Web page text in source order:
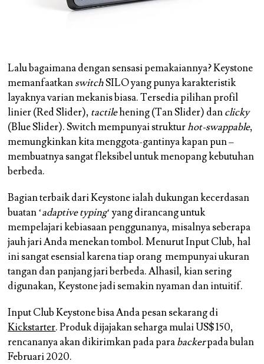
Lalu bagaimana dengan sensasi pemakaiannya? Keystone
memanfaatkanswitchSILO yang punya karakteristik
layaknya varian mekanis biasa. Tersedia pilihan profil
linier (Red Slider), tactilehening (Tan Slider) danclicky
(Blue Slider). Switch mempunyai strukturhot-swappable,
memungkinkan kita menggota-gantinya kapan pun –
membuatnya sangat fleksibel untuk menopang kebutuhan
berbeda.
Bagian terbaik dari Keystone ialah dukungan kecerdasan
buatan ‘adaptive typing‘ yang dirancang untuk
mempelajari kebiasaan penggunanya, misalnya seberapa
jauh jari Anda menekan tombol. Menurut Input Club, hal
ini sangat esensial karena tiap orang mempunyai ukuran
tangan dan panjang jari berbeda. Alhasil, kian sering
digunakan, Keystone jadi semakin nyaman dan intuitif.
Input Club Keystone bisa Anda pesan sekarang di
Kickstarter. Produk dijajakan seharga mulai US$ 150,
rencananya akan dikirimkan pada parabackerpada bulan
Februari 2020.